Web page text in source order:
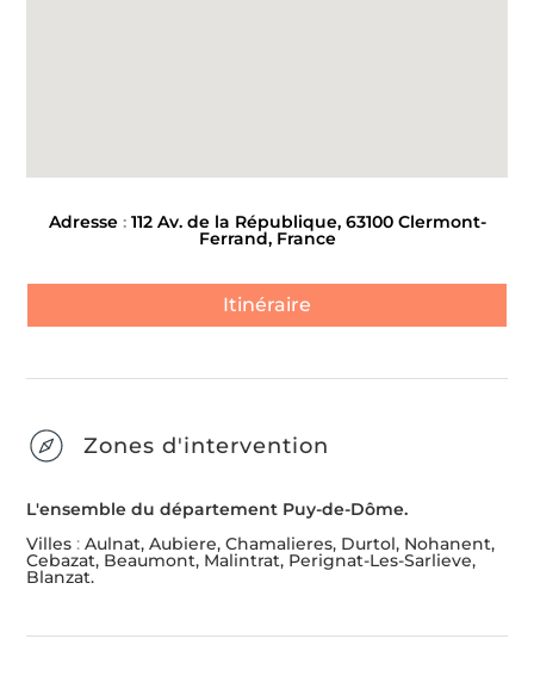
Adresse: 112 Av. de la République, 63100 Clermont-
Ferrand, France
Itinéraire
Zones d'intervention
L'ensemble du département Puy-de-Dôme.
Villes :Aulnat, Aubiere, Chamalieres, Durtol, Nohanent,
Cebazat, Beaumont, Malintrat, Perignat-Les-Sarlieve,
Blanzat.